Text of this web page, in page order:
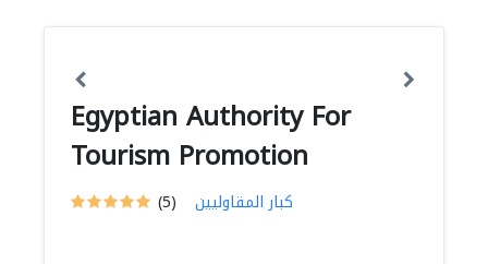
Egyptian Authority For
Tourism Promotion
(5) كبار المقاوليين